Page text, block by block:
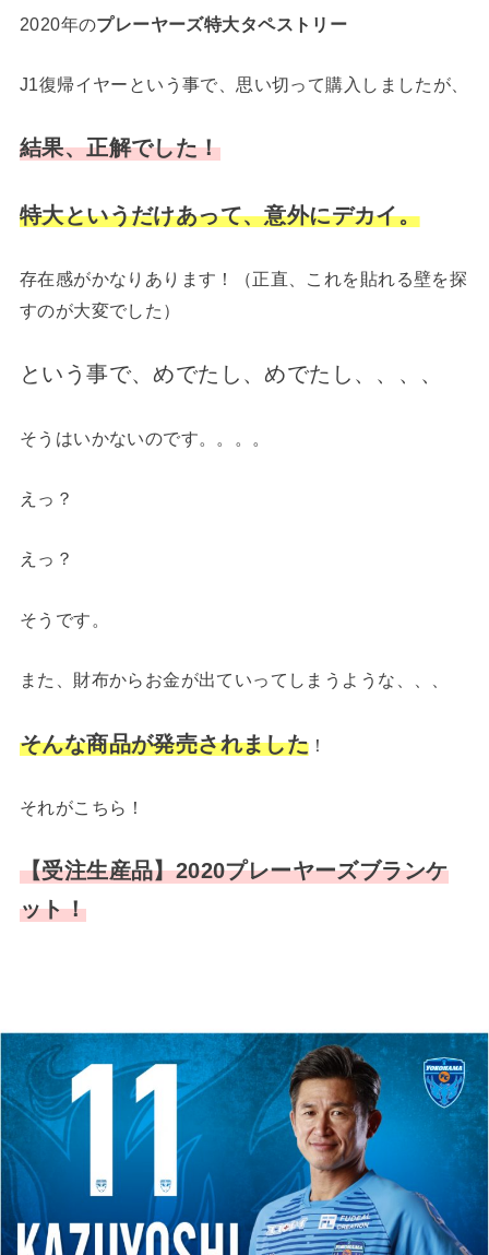
2020年のプレーヤーズ特大タペストリー
J1復帰イヤーという事で、思い切って購入しましたが、
結果、正解でした！
特大というだけあって、意外にデカイ。
存在感がかなりあります！（正直、これを貼れる壁を探
すのが大変でした）
という事で、めでたし、めでたし、、、、
そうはいかないのです。。。。
えっ？
えっ？
そうです。
また、財布からお金が出ていってしまうような、、、
そんな商品が発売されました ！
それがこちら！
【受注生産品】2020プレーヤーズブランケ
ット！